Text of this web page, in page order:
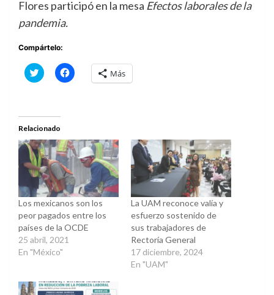
Flores participó en la mesa Efectos laborales de la
pandemia.
Compártelo:
Haz
clic
(Se
abre
en
una
ventana
nueva)
Haz
clic
una
ventana
nueva)
Más
Relacionado
Los mexicanos son los
peor pagados entre los
países de la OCDE
25 abril, 2021
En "México"
La UAM reconoce valía y
esfuerzo sostenido de
sus trabajadores de
Rectoría General
17 diciembre, 2024
En "UAM"